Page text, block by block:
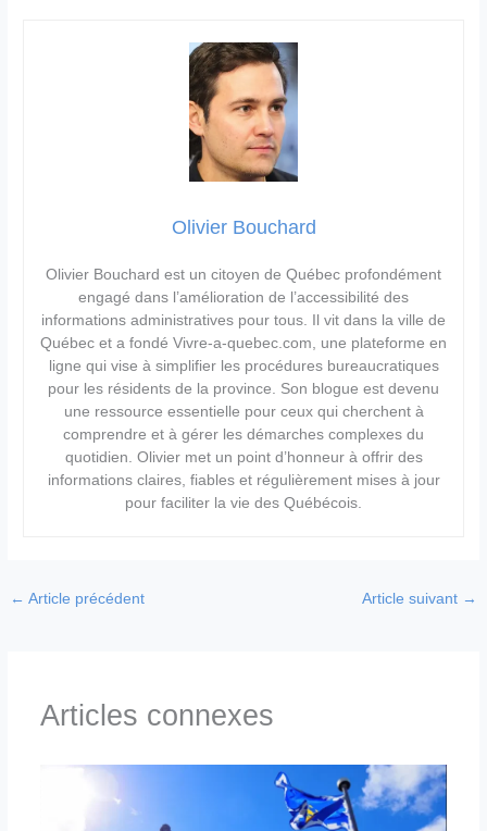
Olivier Bouchard
Olivier Bouchard est un citoyen de Québec profondément
engagé dans l’amélioration de l’accessibilité des
informations administratives pour tous. Il vit dans la ville de
Québec et a fondé Vivre-a-quebec.com, une plateforme en
ligne qui vise à simplifier les procédures bureaucratiques
pour les résidents de la province. Son blogue est devenu
une ressource essentielle pour ceux qui cherchent à
comprendre et à gérer les démarches complexes du
quotidien. Olivier met un point d’honneur à offrir des
informations claires, fiables et régulièrement mises à jour
pour faciliter la vie des Québécois.
← Article précédent Article suivant →
Articles connexes